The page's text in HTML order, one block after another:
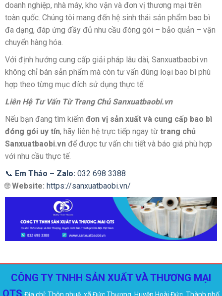
doanh nghiệp, nhà máy, kho vận và đơn vị thương mại trên
toàn quốc. Chúng tôi mang đến hệ sinh thái sản phẩm bao bì
đa dạng, đáp ứng đầy đủ nhu cầu đóng gói – bảo quản – vận
chuyển hàng hóa.
Với định hướng cung cấp giải pháp lâu dài, Sanxuatbaobi.vn
không chỉ bán sản phẩm mà còn tư vấn đúng loại bao bì phù
hợp theo từng mục đích sử dụng thực tế.
Liên Hệ Tư Vấn Từ Trang Chủ Sanxuatbaobi.vn
Nếu bạn đang tìm kiếm đơn vị sản xuất và cung cấp bao bì
đóng gói uy tín, hãy liên hệ trực tiếp ngay từ trang chủ
Sanxuatbaobi.vn để được tư vấn chi tiết và báo giá phù hợp
với nhu cầu thực tế.
📞 Em Thảo – Zalo: 032 698 3388
🌐Website: https://sanxuatbaobi.vn/
CÔNG TY TNHH SẢN XUẤT VÀ THƯƠNG MẠI